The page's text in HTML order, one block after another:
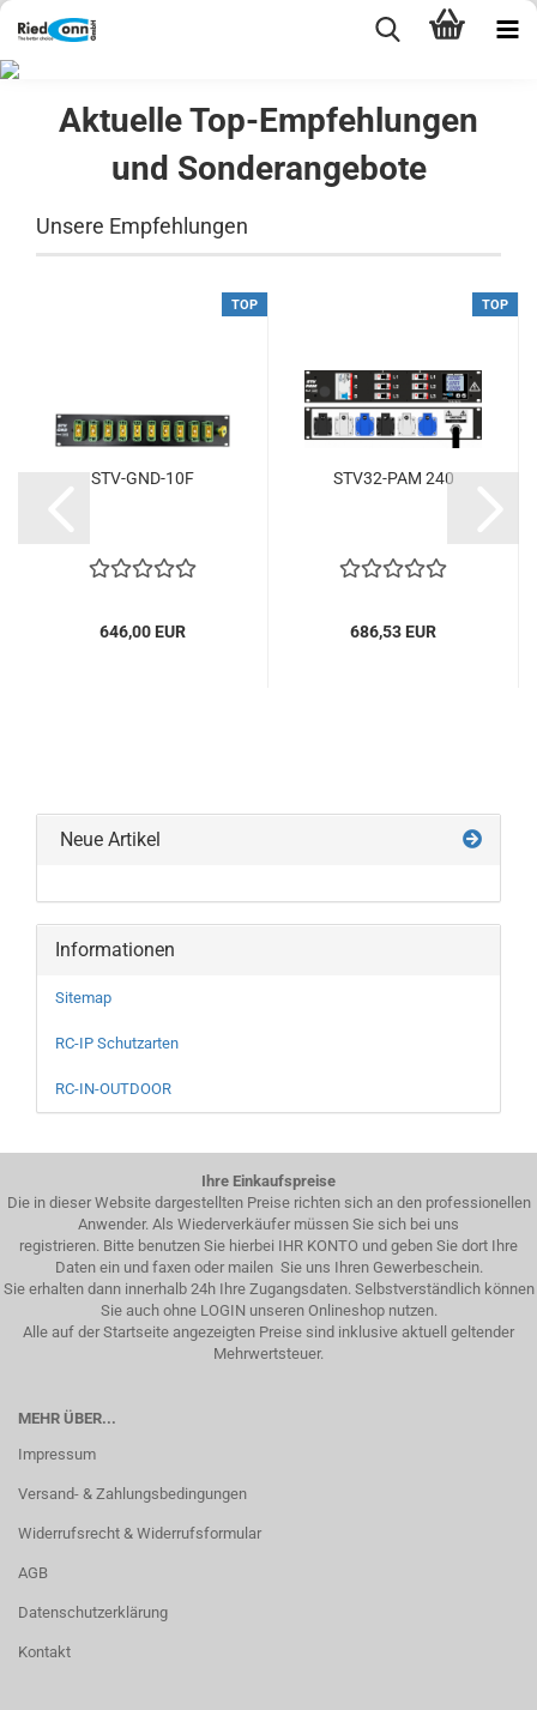
Aktuelle Top-Empfehlungen
und Sonderangebote
Unsere Empfehlungen
TOP
STV-GND-10F
646,00 EUR
TOP
STV32-PAM 240
686,53 EUR
Neue Artikel
Informationen
Sitemap
RC-IP Schutzarten
RC-IN-OUTDOOR
Ihre Einkaufspreise
Die in dieser Website dargestellten Preise richten sich an den professionellen
Anwender. Als Wiederverkäufer müssen Sie sich bei uns
registrieren. Bitte benutzen Sie hierbei IHR KONTO und geben Sie dort Ihre
Daten ein und faxen oder mailen Sie uns Ihren Gewerbeschein.
Sie erhalten dann innerhalb 24h Ihre Zugangsdaten. Selbstverständlich können
Sie auch ohne LOGIN unseren Onlineshop nutzen.
Alle auf der Startseite angezeigten Preise sind inklusive aktuell geltender
Mehrwertsteuer.
MEHR ÜBER...
Impressum
Versand- & Zahlungsbedingungen
Widerrufsrecht & Widerrufsformular
AGB
Datenschutzerklärung
Kontakt